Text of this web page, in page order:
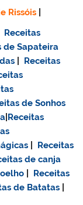
Rissóis
Receitas
de Sapateira
Receitas
de Sonhos
Receitas
Receitas
de canja
Receitas
de Batatas